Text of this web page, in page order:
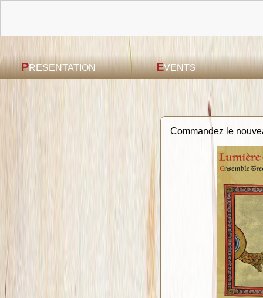
PRESENTATION EVENTS
Commandez le